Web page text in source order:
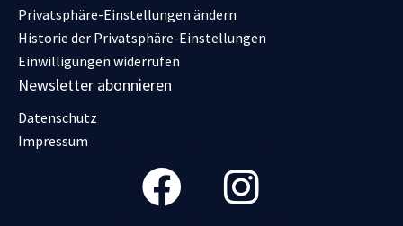
Privatsphäre-Einstellungen ändern
Historie der Privatsphäre-Einstellungen
Einwilligungen widerrufen
Newsletter abonnieren
Datenschutz
Impressum